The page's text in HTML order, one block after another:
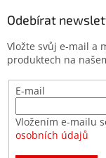
Odebírat
Vložte svůj e-mail a
produktech na
E-mail
Vložením e-mailu
osobních údajů